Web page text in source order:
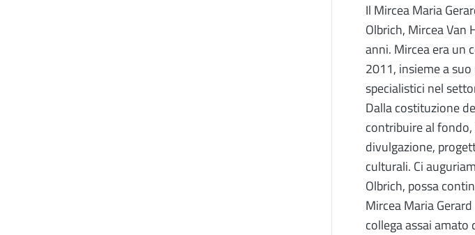
Il Mircea Maria
Olbrich, Mircea Van
anni. Mircea era un
2011, insieme a
specialistici nel
Dalla costituzione
contribuire al
divulgazione,
culturali. Ci
Olbrich, possa
Mircea Maria
collega assai